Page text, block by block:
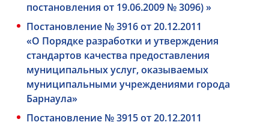
постановления от 19.06.2009 № 3096) »
Постановление № 3916 от 20.12.2011
«О Порядке разработки и утверждения
стандартов качества предоставления
муниципальных услуг, оказываемых
муниципальными учреждениями города
Барнаула»
Постановление № 3915 от 20.12.2011